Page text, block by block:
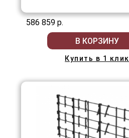
586 859 р.
В КОРЗИНУ
Купить в 1 клик